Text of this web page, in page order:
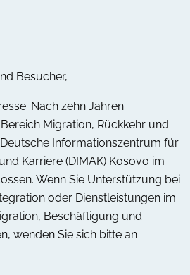
Besucher,
Nach zehn Jahren
Migration, Rückkehr und
Informationszentrum für
Karriere (DIMAK) Kosovo im
Wenn Sie Unterstützung bei
oder Dienstleistungen im
Beschäftigung und
wenden Sie sich bitte an